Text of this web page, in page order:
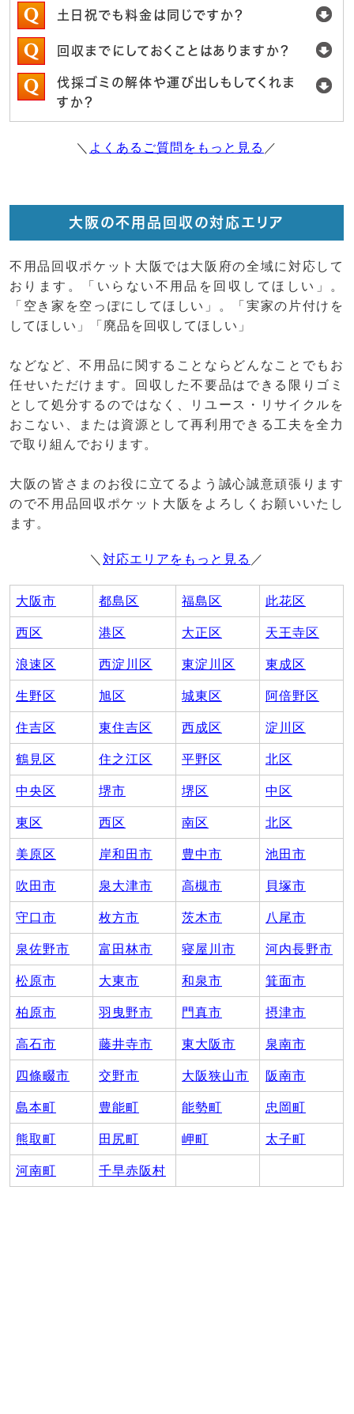
土日祝でも料金は同じですか？
回収までにしておくことはありますか？
伐採ゴミの解体や運び出しもしてくれま
すか？
＼ よくあるご質問をもっと見る ／
大阪の不用品回収の対応エリア
不用品回収ポケット大阪では大阪府の全域に対応して
おります。「いらない不用品を回収してほしい」。
「空き家を空っぽにしてほしい」。「実家の片付けを
してほしい」「廃品を回収してほしい」
などなど、不用品に関することならどんなことでもお
任せいただけます。回収した不要品はできる限りゴミ
として処分するのではなく、リユース・リサイクルを
おこない、または資源として再利用できる工夫を全力
で取り組んでおります。
大阪の皆さまのお役に立てるよう誠心誠意頑張ります
ので不用品回収ポケット大阪をよろしくお願いいたし
ます。
＼ 対応エリアをもっと見る ／
大阪市 都島区 福島区 此花区
西区 港区 大正区 天王寺区
浪速区 西淀川区 東淀川区 東成区
生野区 旭区 城東区 阿倍野区
住吉区 東住吉区 西成区 淀川区
鶴見区 住之江区 平野区 北区
中央区 堺市 堺区 中区
東区 西区 南区 北区
美原区 岸和田市 豊中市 池田市
吹田市 泉大津市 高槻市 貝塚市
守口市 枚方市 茨木市 八尾市
泉佐野市 富田林市 寝屋川市 河内長野市
松原市 大東市 和泉市 箕面市
柏原市 羽曳野市 門真市 摂津市
高石市 藤井寺市 東大阪市 泉南市
四條畷市 交野市 大阪狭山市 阪南市
島本町 豊能町 能勢町 忠岡町
熊取町 田尻町 岬町 太子町
河南町 千早赤阪村